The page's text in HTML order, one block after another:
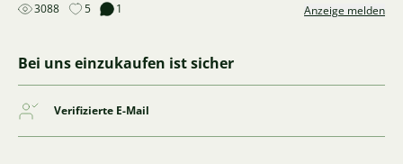
3088 5 1 Anzeige melden
Bei uns einzukaufen ist sicher
Verifizierte E-Mail